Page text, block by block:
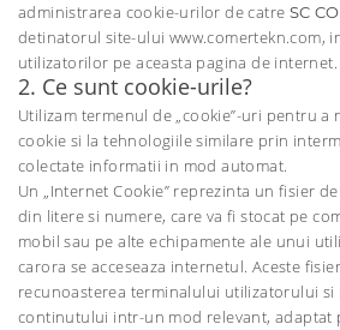
administrarea cookie-urilor de catre SC
detinatorul site-ului www.comertekn.com,
utilizatorilor pe aceasta pagina de internet.
2. Ce sunt cookie-urile?
Utilizam termenul de „cookie”-uri pentru a
cookie si la tehnologiile similare prin
colectate informatii in mod automat.
Un „Internet Cookie” reprezinta un fisier
din litere si numere, care va fi stocat pe
mobil sau pe alte echipamente ale unui
carora se acceseaza internetul. Aceste
recunoasterea terminalului utilizatorului si
continutului intr-un mod relevant, adaptat